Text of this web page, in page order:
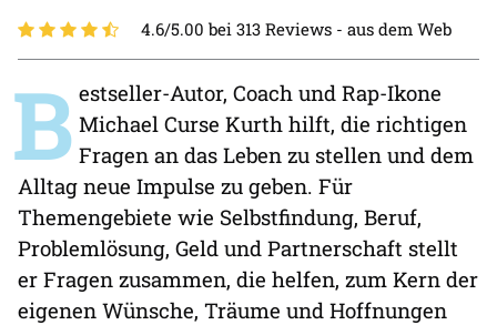
4.6/5.00 bei 313 Reviews - aus dem Web
B estseller-Autor, Coach und Rap-Ikone
Michael Curse Kurth hilft, die richtigen
Fragen an das Leben zu stellen und dem
Alltag neue Impulse zu geben. Für
Themengebiete wie Selbstfindung, Beruf,
Problemlösung, Geld und Partnerschaft stellt
er Fragen zusammen, die helfen, zum Kern der
eigenen Wünsche, Träume und Hoffnungen